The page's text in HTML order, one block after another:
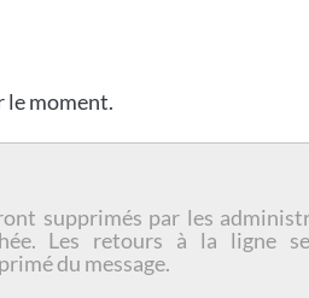
le moment.
supprimés par les
Les retours à la ligne
du message.